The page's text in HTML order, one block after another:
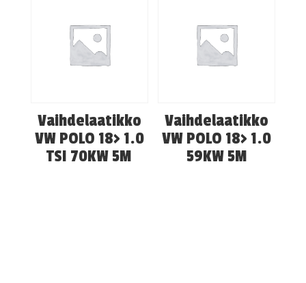
Vaihdelaatikko
VW POLO 18> 1.0
TSI 70KW 5M
Vaihdelaatikko
VW POLO 18> 1.0
59KW 5M